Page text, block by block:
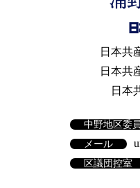
日本共
日本共
日本
中野地区委
メール
区議団控室